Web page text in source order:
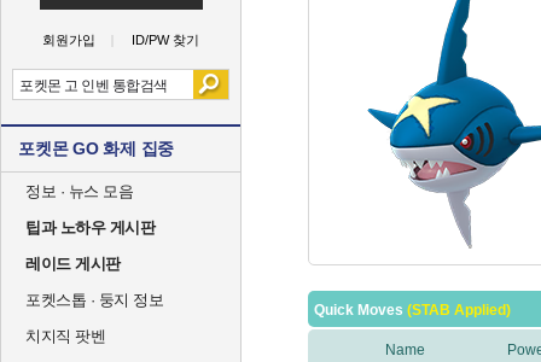
회원가입 ID/PW 찾기
포켓몬 GO 화제 집중
정보 · 뉴스 모음
팁과 노하우 게시판
레이드 게시판
포켓스톱 · 둥지 정보
치지직 팟벤
Quick Moves (STAB Applied)
Name